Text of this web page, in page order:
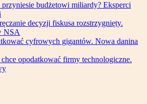
budżetowi miliardy? Eksperci
decyzji fiskusa rozstrzygnięty.
NSA
cyfrowych gigantów. Nowa danina
opodatkować firmy technologiczne.